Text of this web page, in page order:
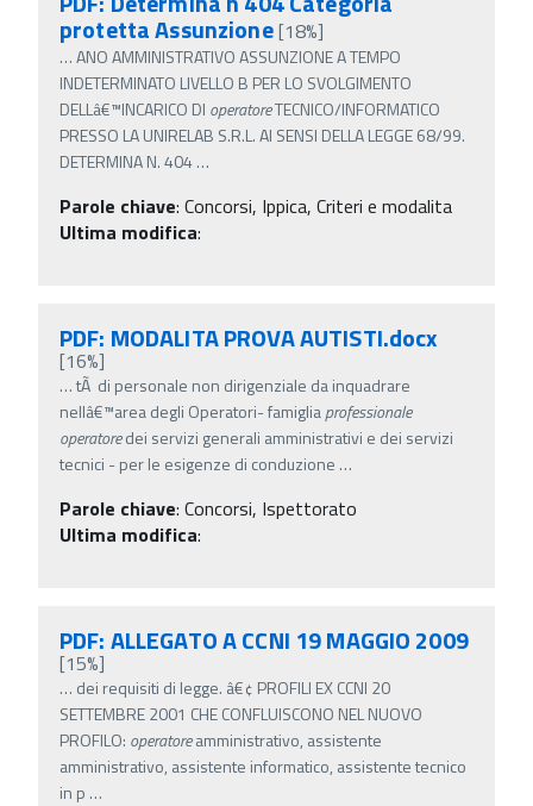
protetta Assunzione[18%]
…ANO AMMINISTRATIVO ASSUNZIONE A TEMPO
INDETERMINATO LIVELLO B PER LO SVOLGIMENTO
DELLâ€™INCARICO DI operatoreTECNICO/INFORMATICO
PRESSO LA UNIRELAB S.R.L. AI SENSI DELLA LEGGE 68/99.
DETERMINA N. 404 …
Parole chiave: Concorsi, Ippica, Criteri e modalita
Ultima modifica:
PDF: MODALITA PROVA AUTISTI.docx
[16%]
…tÃ di personale non dirigenziale da inquadrare
nellâ€™area degli Operatori- famigliaprofessionale
operatoredei servizi generali amministrativi e dei servizi
tecnici - per le esigenze di conduzione …
Parole chiave: Concorsi, Ispettorato
Ultima modifica:
PDF: ALLEGATO A CCNI 19 MAGGIO 2009
[15%]
… dei requisiti di legge. â€¢ PROFILI EX CCNI 20
SETTEMBRE 2001 CHE CONFLUISCONO NEL NUOVO
PROFILO: operatoreamministrativo, assistente
amministrativo, assistente informatico, assistente tecnico
in p …